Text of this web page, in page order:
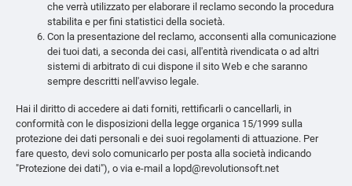
che verrà utilizzato per elaborare il reclamo secondo la procedura
stabilita e per fini statistici della società.
Con la presentazione del reclamo, acconsenti alla comunicazione
dei tuoi dati, a seconda dei casi, all'entità rivendicata o ad altri
sistemi di arbitrato di cui dispone il sito Web e che saranno
sempre descritti nell'avviso legale.
Hai il diritto di accedere ai dati forniti, rettificarli o cancellarli, in
conformità con le disposizioni della legge organica 15/1999 sulla
protezione dei dati personali e dei suoi regolamenti di attuazione. Per
fare questo, devi solo comunicarlo per posta alla società indicando
"Protezione dei dati"), o via e-mail a lopd@revolutionsoft.net